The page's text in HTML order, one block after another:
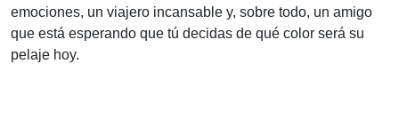
emociones, un viajero incansable y, sobre todo, un amigo
que está esperando que tú decidas de qué color será su
pelaje hoy.